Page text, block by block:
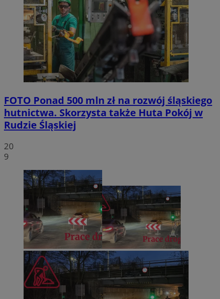
FOTO Ponad 500 mln zł na rozwój śląskiego
hutnictwa. Skorzysta także Huta Pokój w
Rudzie Śląskiej
20
9